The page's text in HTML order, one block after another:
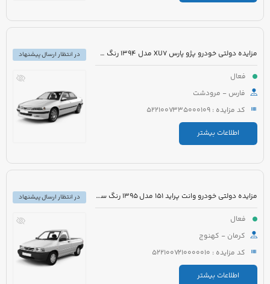
مزایده دولتی خودرو پژو پارس XU7 مدل 1394 رنگ سفید روغنی
فعال
فارس - مرودشت
کد مزایده : 5221007335000109
اطلاعات بیشتر
در انتظار ارسال پیشنهاد
مزایده دولتی خودرو وانت پراید 151 مدل 1395 رنگ سفید
فعال
کرمان - کهنوج
کد مزایده : 5221007210000010
اطلاعات بیشتر
در انتظار ارسال پیشنهاد